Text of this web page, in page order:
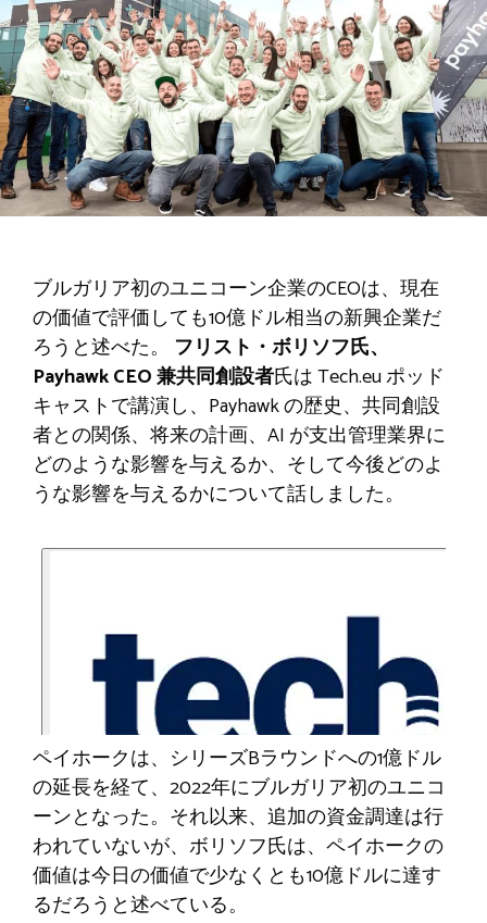
ブルガリア初のユニコーン企業のCEOは、現在
の価値で評価しても10億ドル相当の新興企業だ
ろうと述べた。 フリスト・ボリソフ氏、
Payhawk CEO 兼共同創設者氏は Tech.eu ポッド
キャストで講演し、Payhawk の歴史、共同創設
者との関係、将来の計画、AI が支出管理業界に
どのような影響を与えるか、そして今後どのよ
うな影響を与えるかについて話しました。
ペイホークは、シリーズBラウンドへの1億ドル
の延長を経て、2022年にブルガリア初のユニコ
ーンとなった。それ以来、追加の資金調達は行
われていないが、ボリソフ氏は、ペイホークの
価値は今日の価値で少なくとも10億ドルに達す
るだろうと述べている。